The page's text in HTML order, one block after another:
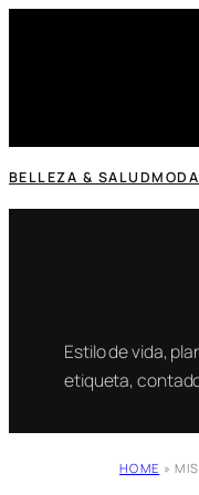
BELLEZA & SALUD
Estilo de vida,
etiqueta,
HOME »